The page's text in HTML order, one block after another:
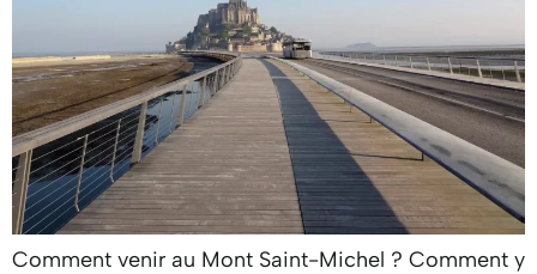
Comment venir au Mont Saint-Michel ? Comment y